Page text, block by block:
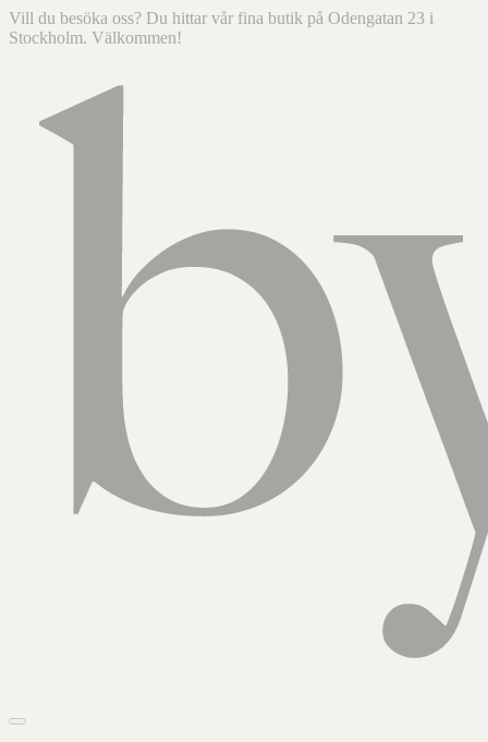
Vill du besöka oss? Du hittar vår fina butik på Odengatan 23 i
Stockholm. Välkommen!